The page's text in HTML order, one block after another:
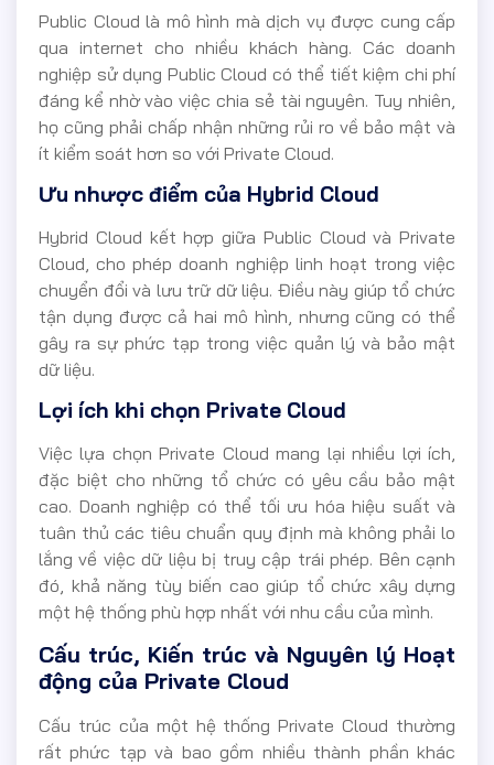
Public Cloud là mô hình mà dịch vụ được cung cấp
qua internet cho nhiều khách hàng. Các doanh
nghiệp sử dụng Public Cloud có thể tiết kiệm chi phí
đáng kể nhờ vào việc chia sẻ tài nguyên. Tuy nhiên,
họ cũng phải chấp nhận những rủi ro về bảo mật và
ít kiểm soát hơn so với Private Cloud.
Ưu nhược điểm của Hybrid Cloud
Hybrid Cloud kết hợp giữa Public Cloud và Private
Cloud, cho phép doanh nghiệp linh hoạt trong việc
chuyển đổi và lưu trữ dữ liệu. Điều này giúp tổ chức
tận dụng được cả hai mô hình, nhưng cũng có thể
gây ra sự phức tạp trong việc quản lý và bảo mật
dữ liệu.
Lợi ích khi chọn Private Cloud
Việc lựa chọn Private Cloud mang lại nhiều lợi ích,
đặc biệt cho những tổ chức có yêu cầu bảo mật
cao. Doanh nghiệp có thể tối ưu hóa hiệu suất và
tuân thủ các tiêu chuẩn quy định mà không phải lo
lắng về việc dữ liệu bị truy cập trái phép. Bên cạnh
đó, khả năng tùy biến cao giúp tổ chức xây dựng
một hệ thống phù hợp nhất với nhu cầu của mình.
Cấu trúc, Kiến trúc và Nguyên lý Hoạt
động của Private Cloud
Cấu trúc của một hệ thống Private Cloud thường
rất phức tạp và bao gồm nhiều thành phần khác